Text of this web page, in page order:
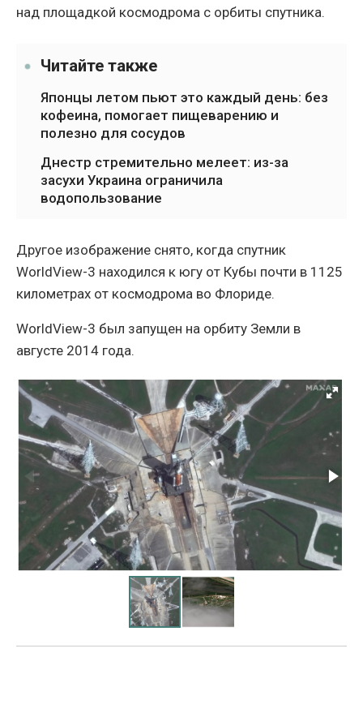
над площадкой космодрома с орбиты спутника.
Читайте также
Японцы летом пьют это каждый день: без
кофеина, помогает пищеварению и
полезно для сосудов
Днестр стремительно мелеет: из-за
засухи Украина ограничила
водопользование
Другое изображение снято, когда спутник
WorldView-3 находился к югу от Кубы почти в 1125
километрах от космодрома во Флориде.
WorldView-3 был запущен на орбиту Земли в
августе 2014 года.